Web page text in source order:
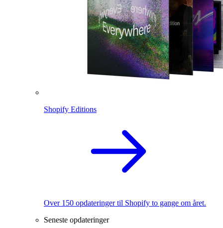
Shopify Editions
Over 150 opdateringer til Shopify to gange om året.
Seneste opdateringer